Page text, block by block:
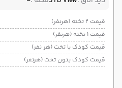
قیمت 2 تخته (هرنفر)
قیمت 1 تخته (هرنفر)
قیمت کودک با تخت (هر نفر)
قیمت کودک بدون تخت (هرنفر)